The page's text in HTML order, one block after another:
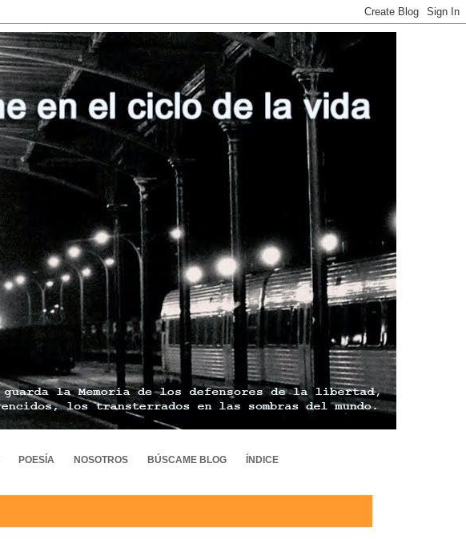
POESÍA NOSOTROS BÚSCAME BLOG ÍNDICE